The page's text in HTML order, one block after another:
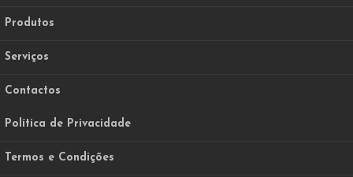
Produtos
Serviços
Contactos
Política de Privacidade
Termos e Condições